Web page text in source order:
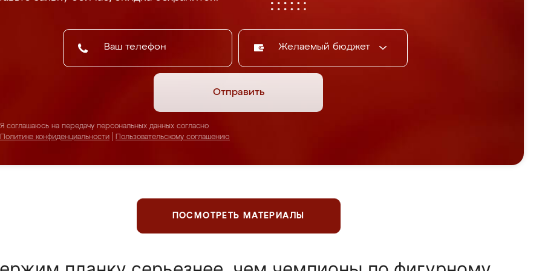
Желаемый бюджет
Отправить
Я соглашаюсь на передачу персональных данных согласно
Политике конфиденциальности
Пользовательскому соглашению
ПОСМОТРЕТЬ МАТЕРИАЛЫ